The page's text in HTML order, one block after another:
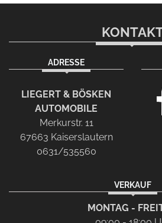
ADRESSE
LIEGERT & BÖSKEN
AUTOMOBILE
Merkurstr. 11
67663 Kaiserslautern
0631/535560
VERKAUF
MONTAG -